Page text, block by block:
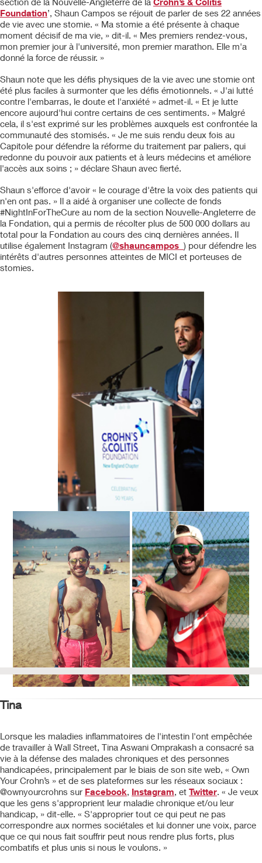
Foundation’, Shaun Campos se réjouit de parler de ses 22 années
de vie avec une stomie. « Ma stomie a été présente à chaque
moment décisif de ma vie, » dit-il. « Mes premiers rendez-vous,
mon premier jour à l'université, mon premier marathon. Elle m'a
donné la force de réussir. »
Shaun note que les défis physiques de la vie avec une stomie ont
été plus faciles à surmonter que les défis émotionnels. « J'ai lutté
contre l'embarras, le doute et l'anxiété » admet-il. « Et je lutte
encore aujourd'hui contre certains de ces sentiments. » Malgré
cela, il s'est exprimé sur les problèmes auxquels est confrontée la
communauté des stomisés. « Je me suis rendu deux fois au
Capitole pour défendre la réforme du traitement par paliers, qui
redonne du pouvoir aux patients et à leurs médecins et améliore
l'accès aux soins ; » déclare Shaun avec fierté.
Shaun s'efforce d'avoir « le courage d'être la voix des patients qui
n'en ont pas. » Il a aidé à organiser une collecte de fonds
#NightInForTheCure au nom de la section Nouvelle-Angleterre de
la Fondation, qui a permis de récolter plus de 500 000 dollars au
total pour la Fondation au cours des cinq dernières années. Il
utilise également Instagram (@shauncampos_ ) pour défendre les
intérêts d'autres personnes atteintes de MICI et porteuses de
stomies.
Tina
Lorsque les maladies inflammatoires de l'intestin l'ont empêchée
de travailler à Wall Street, Tina Aswani Omprakash a consacré sa
vie à la défense des malades chroniques et des personnes
handicapées, principalement par le biais de son site web, « Own
Your Crohn’s » et de ses plateformes sur les réseaux sociaux :
@ownyourcrohns sur Facebook, Instagram, et Twitter. « Je veux
que les gens s'approprient leur maladie chronique et/ou leur
handicap, » dit-elle. « S'approprier tout ce qui peut ne pas
correspondre aux normes sociétales et lui donner une voix, parce
que ce qui nous fait souffrir peut nous rendre plus forts, plus
combatifs et plus unis si nous le voulons. »